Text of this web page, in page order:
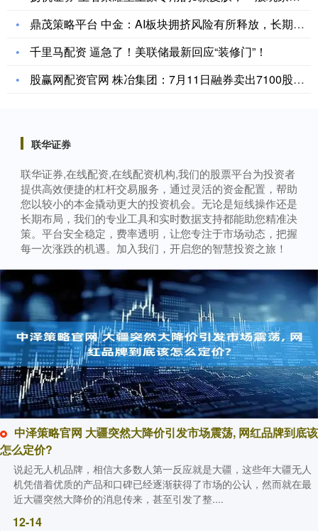
鼎茂策略平台 中金：AI板块拥挤风险有所释放，长期存在发展空
千里马配资 逼急了！美联储最新回应“装修门”！
股赢网配资官网 株冶集团：7月11日融券卖出7100股，融资
联华证券
联华证券,在线配资,在线配资机构,我们的股票平台为投资者
提供高效便捷的杠杆交易服务，通过灵活的资金配置，帮助
您以较小的本金撬动更大的投资机会。无论是短线操作还是
长期布局，我们的专业工具和实时数据支持都能助您精准决
策。平台安全稳定，费率透明，让您专注于市场动态，把握
每一次涨跌的机遇。加入我们，开启您的智慧投资之旅！
中泽策略官网 大疆突然大降价引发市场震荡, 网红品牌到底该
怎么定价?
说起无人机品牌，相信大多数人第一反应就是大疆，这些年大疆无人
机凭借着优质的产品和口碑已经逐渐获得了市场的公认，然而就在最
近大疆突然大降价的消息传来，甚至引发了整....
12-14